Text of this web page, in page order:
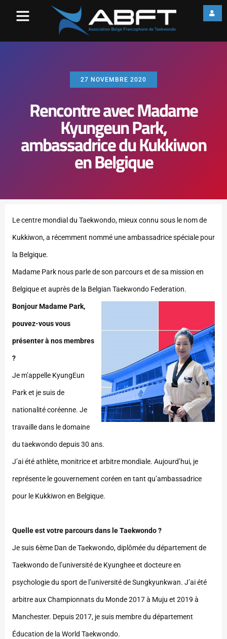
27 NOVEMBRE 2020
Rencontre avec Madame
Kyungeun Park,
ambassadrice du Kukkiwon
en Belgique
Le centre mondial du Taekwondo, mieux connu sous le nom de
Kukkiwon, a récemment nommé une ambassadrice spéciale pour
la Belgique.
Madame Park nous parle de son parcours et de sa mission en
Belgique et auprès de la Belgian Taekwondo Federation.
Bonjour Madame Park,
pouvez-vous vous
présenter à nos membres
?
Je m’appelle KyungEun
Park et je suis de
nationalité coréenne. Je
travaille dans le domaine
du taekwondo depuis 30 ans.
J’ai été athlète, monitrice et arbitre mondiale. Aujourd’hui, je
représente le gouvernement coréen en tant qu’ambassadrice
pour le Kukkiwon en Belgique.
Quelle est votre parcours dans le Taekwondo ?
Je suis 6ème Dan de Taekwondo, diplômée du département de
Taekwondo de l’université de Kyunghee et docteure en
psychologie du sport de l’université de Sungkyunkwan. J’ai été
arbitre aux Championnats du Monde 2017 à Muju et 2019 à
Manchester. Depuis 2017, je suis membre du département
Éducation de la World Taekwondo.